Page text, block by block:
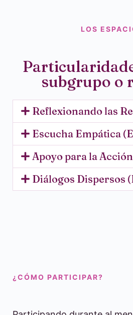
LOS
subgrupo o
Reflexionando las
Escucha Empática
Apoyo para la
Diálogos Dispersos
¿CÓMO PARTICIPAR?